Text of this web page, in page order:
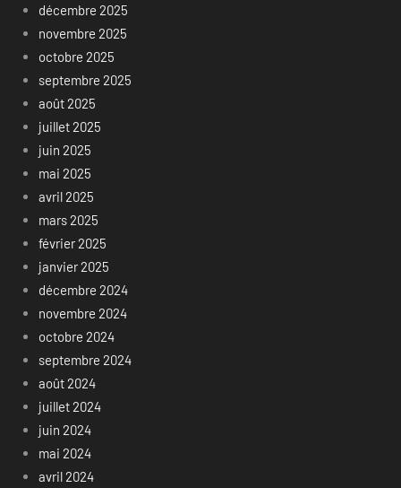
décembre 2025
novembre 2025
octobre 2025
septembre 2025
août 2025
juillet 2025
juin 2025
mai 2025
avril 2025
mars 2025
février 2025
janvier 2025
décembre 2024
novembre 2024
octobre 2024
septembre 2024
août 2024
juillet 2024
juin 2024
mai 2024
avril 2024